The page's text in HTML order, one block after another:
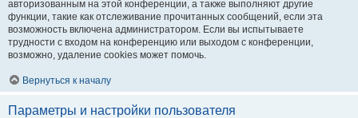
авторизованным на этой конференции, а также выполняют другие
функции, такие как отслеживание прочитанных сообщений, если эта
возможность включена администратором. Если вы испытываете
трудности с входом на конференцию или выходом с конференции,
возможно, удаление cookies может помочь.
Вернуться к началу
Параметры и настройки пользователя